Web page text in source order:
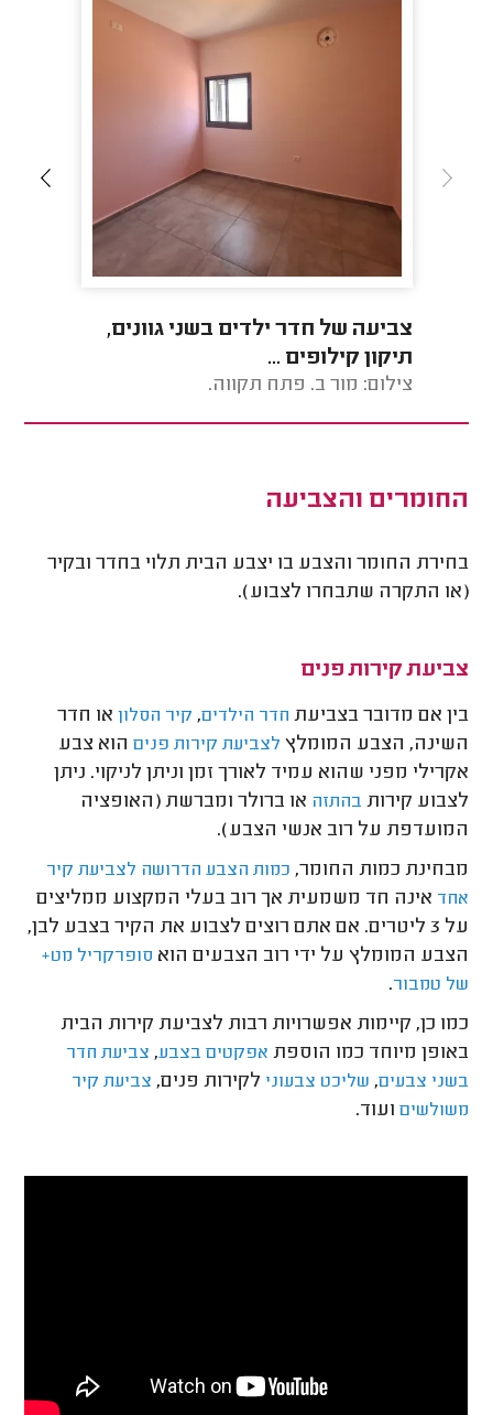
צביעה של חדר ילדים בשני גוונים,
תיקון קילופים ...
צילום: מור ב. פתח תקווה.
החומרים והצביעה
בחירת החומר והצבע בו יצבע הבית תלוי בחדר ובקיר
(או התקרה שתבחרו לצבוע).
צביעת קירות פנים
בין אם מדובר בצביעת חדר הילדים, קיר הסלון או חדר
השינה, הצבע המומלץ לצביעת קירות פנים הוא צבע
אקרילי מפני שהוא עמיד לאורך זמן וניתן לניקוי. ניתן
לצבוע קירות בהתזה או ברולר ומברשת (האופציה
המועדפת על רוב אנשי הצבע).
מבחינת כמות החומר, כמות הצבע הדרושה לצביעת קיר
אחד אינה חד משמעית אך רוב בעלי המקצוע ממליצים
על 3 ליטרים. אם אתם רוצים לצבוע את הקיר בצבע לבן,
הצבע המומלץ על ידי רוב הצבעים הוא סופרקריל מט+
של טמבור.
כמו כן, קיימות אפשרויות רבות לצביעת קירות הבית
באופן מיוחד כמו הוספת אפקטים בצבע, צביעת חדר
בשני צבעים, שליכט צבעוני לקירות פנים, צביעת קיר
משולשים ועוד.